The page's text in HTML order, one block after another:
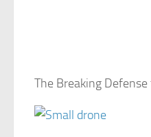
The Breaking